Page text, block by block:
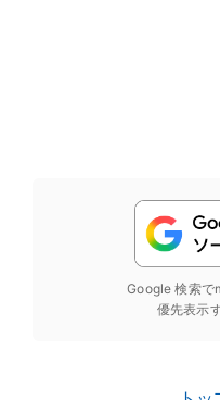
Google 検索で
優先表示